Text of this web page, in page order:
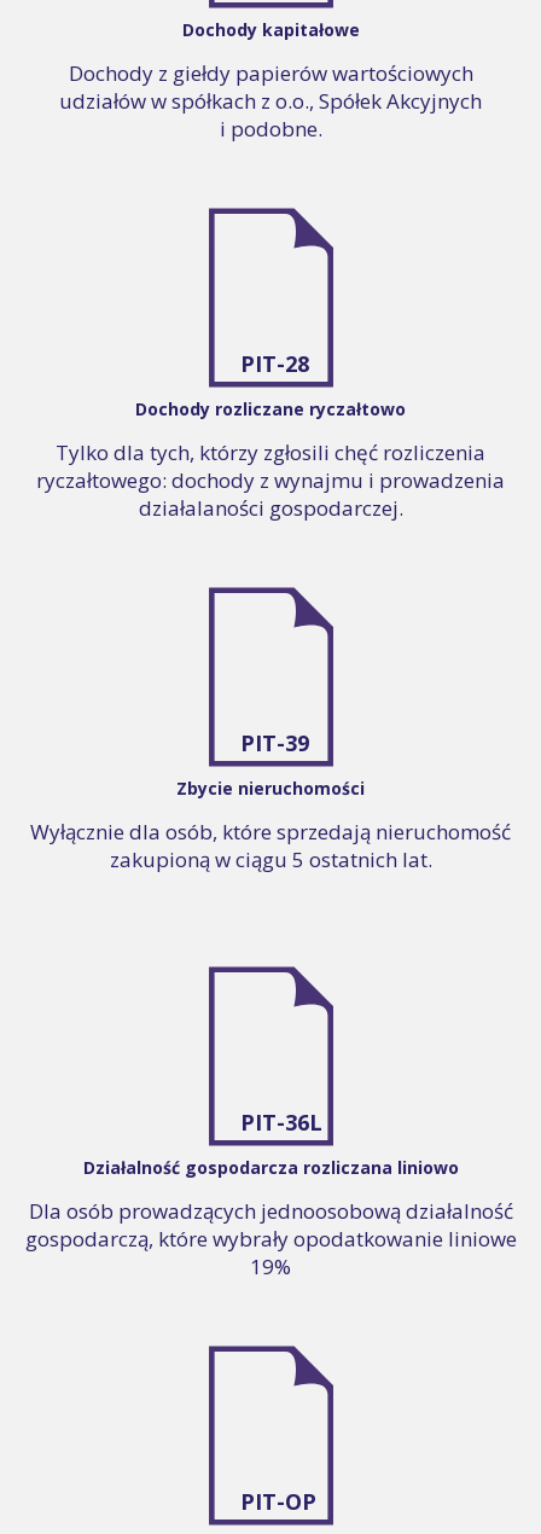
Dochody kapitałowe
Dochody z giełdy papierów wartościowych
udziałów w spółkach z o.o., Spółek Akcyjnych
i podobne.
PIT-28
Dochody rozliczane ryczałtowo
Tylko dla tych, którzy zgłosili chęć rozliczenia
ryczałtowego: dochody z wynajmu i prowadzenia
działalaności gospodarczej.
PIT-39
Zbycie nieruchomości
Wyłącznie dla osób, które sprzedają nieruchomość
zakupioną w ciągu 5 ostatnich lat.
PIT-36L
Działalność gospodarcza rozliczana liniowo
Dla osób prowadzących jednoosobową działalność
gospodarczą, które wybrały opodatkowanie liniowe
19%
PIT-OP